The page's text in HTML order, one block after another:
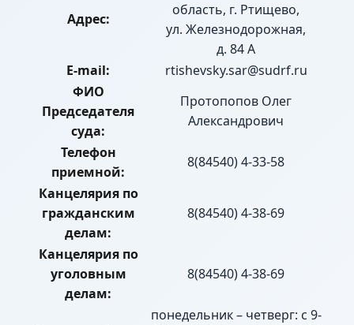
Адрес:
область, г. Ртищево,
ул. Железнодорожная,
д. 84 А
E-mail:
rtishevsky.sar@sudrf.ru
ФИО
Председателя
суда:
Протопопов Олег
Александрович
Телефон
приемной:
8(84540) 4-33-58
Канцелярия по
гражданским
делам:
8(84540) 4-38-69
Канцелярия по
уголовным
делам:
8(84540) 4-38-69
понедельник – четверг: с 9-